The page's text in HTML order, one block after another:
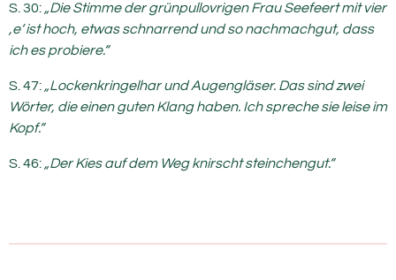
S. 30: „Die Stimme der grünpullovrigen Frau Seefeert mit vier
‚e‘ ist hoch, etwas schnarrend und so nachmachgut, dass
ich es probiere.“
S. 47: „Lockenkringelhar und Augengläser. Das sind zwei
Wörter, die einen guten Klang haben. Ich spreche sie leise im
Kopf.“
S. 46: „Der Kies auf dem Weg knirscht steinchengut.“